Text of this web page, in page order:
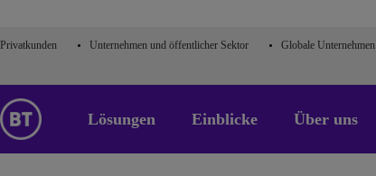
Privatkunden Unternehmen und öffentlicher Sektor Globale Unternehmen
Lösungen Einblicke Über uns